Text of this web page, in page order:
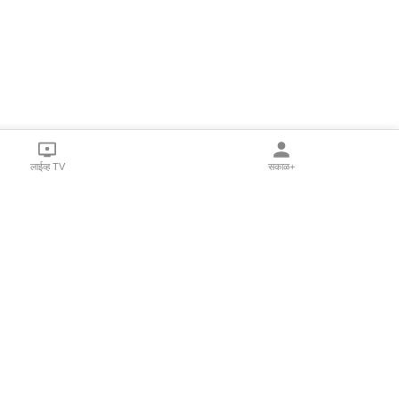
लाईव्ह TV सकाळ+